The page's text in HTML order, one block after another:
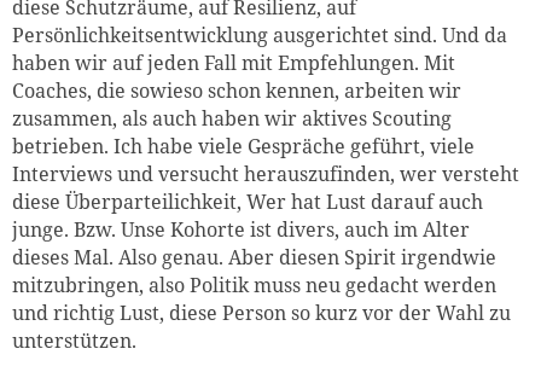
diese Schutzräume, auf Resilienz, auf
Persönlichkeitsentwicklung ausgerichtet sind. Und da
haben wir auf jeden Fall mit Empfehlungen. Mit
Coaches, die sowieso schon kennen, arbeiten wir
zusammen, als auch haben wir aktives Scouting
betrieben. Ich habe viele Gespräche geführt, viele
Interviews und versucht herauszufinden, wer versteht
diese Überparteilichkeit, Wer hat Lust darauf auch
junge. Bzw. Unse Kohorte ist divers, auch im Alter
dieses Mal. Also genau. Aber diesen Spirit irgendwie
mitzubringen, also Politik muss neu gedacht werden
und richtig Lust, diese Person so kurz vor der Wahl zu
unterstützen.